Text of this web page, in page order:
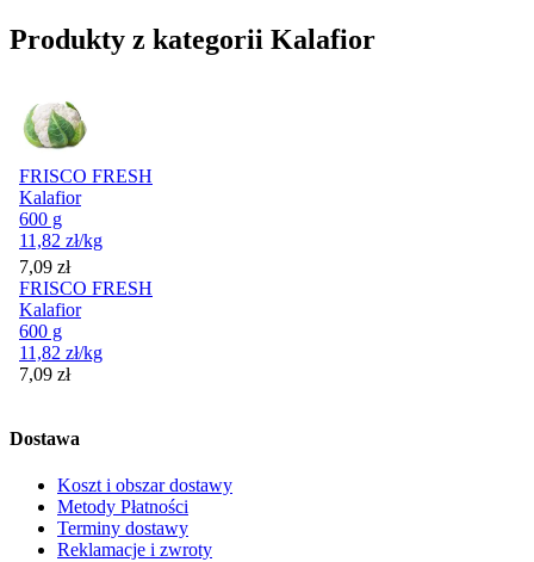
Produkty z kategorii Kalafior
FRISCO FRESH
Kalafior
600 g
11,82 zł/kg
Cena
7,09 zł
FRISCO FRESH
Kalafior
600 g
11,82 zł/kg
Cena
7,09 zł
Dostawa
Koszt i obszar dostawy
Metody Płatności
Terminy dostawy
Reklamacje i zwroty